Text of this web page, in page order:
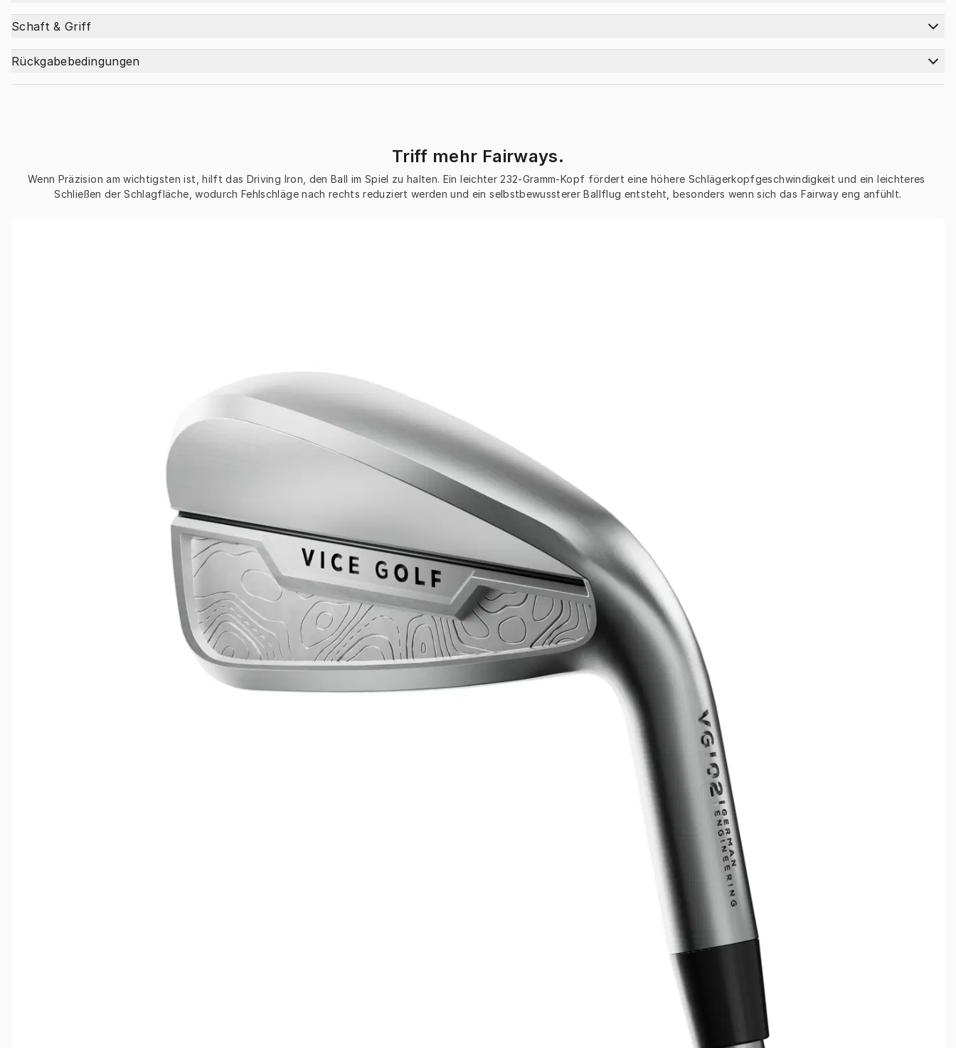
Schaft & Griff
Rückgabebedingungen
Triff mehr Fairways.
Wenn Präzision am wichtigsten ist, hilft das Driving Iron, den Ball im Spiel zu halten. Ein leichter 232-Gramm-Kopf fördert eine höhere Schlägerkopfgeschwindigkeit und ein leichteres
Schließen der Schlagfläche, wodurch Fehlschläge nach rechts reduziert werden und ein selbstbewussterer Ballflug entsteht, besonders wenn sich das Fairway eng anfühlt.